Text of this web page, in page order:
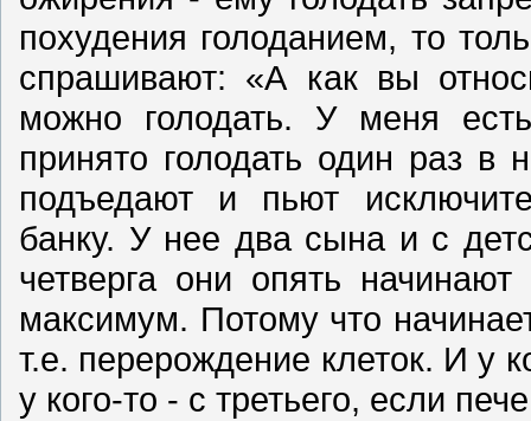
похудения голоданием, то
спрашивают: «А как вы
можно голодать. У меня
принято голодать один раз
подъедают и пьют
банку. У нее два сына и с
четверга они опять
максимум. Потому что
т.е. перерождение клеток. И у
у кого-то - с третьего, если